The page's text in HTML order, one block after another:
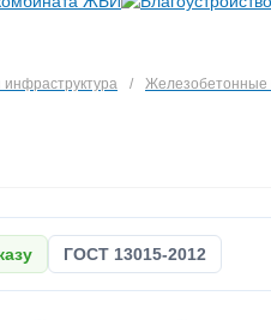
/ Железобетонные
ГОСТ 13015-2012